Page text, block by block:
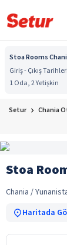
Stoa Rooms
Giriş - Çıkış Tarihleri
1 Oda, 2 Yetişkin
Setur Chania
Stoa
Chania /
Haritada